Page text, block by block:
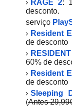
RAGE 2:
serviço
Resident
de desconto
60% de
Resident
de desconto
Sleeping
(Antes